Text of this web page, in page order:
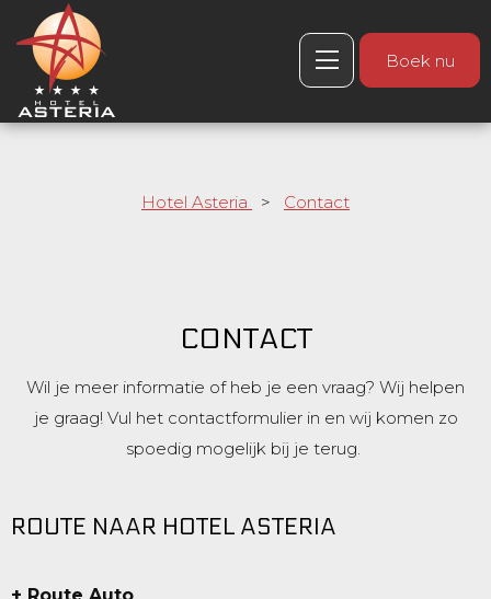
Boek nu
Hotel Asteria > Contact
CONTACT
Wil je meer informatie of heb je een vraag? Wij helpen
je graag! Vul het contactformulier in en wij komen zo
spoedig mogelijk bij je terug.
ROUTE NAAR HOTEL ASTERIA